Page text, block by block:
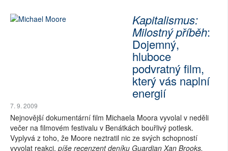
Kapitalismus:
Milostný příběh:
Dojemný,
hluboce
podvratný film,
který vás naplní
energií
7. 9. 2009
Nejnovější dokumentární film Michaela Moora vyvolal v neděli
večer na filmovém festivalu v Benátkách bouřlivý potlesk.
Vyplyvá z toho, že Moore neztratil nic ze svých schopností
vyvolat reakci, píše recenzent deníku Guardian Xan Brooks.